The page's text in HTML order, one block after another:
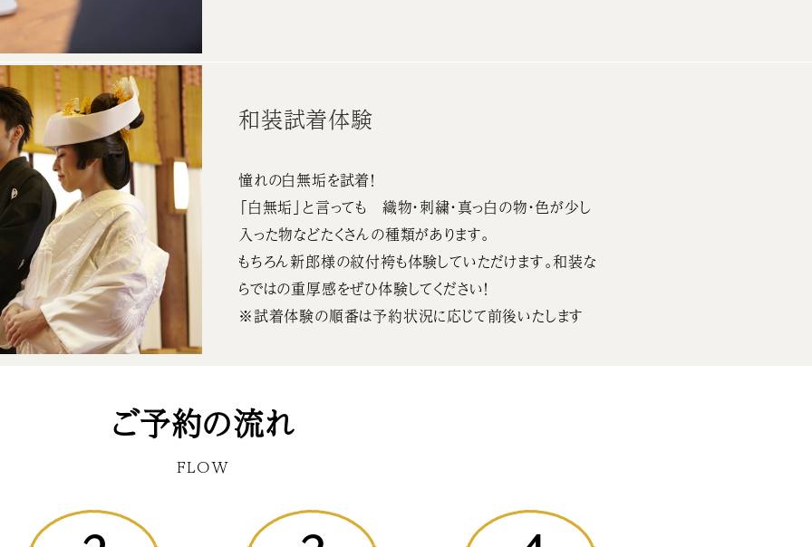
和装試着体験
憧れの白無垢を試着！
「白無垢」と言っても 織物・刺繍・真っ白の物・色が少し
入った物などたくさんの種類があります。
もちろん新郎様の紋付袴も体験していただけます。和装な
らではの重厚感をぜひ体験してください！
※試着体験の順番は予約状況に応じて前後いたします
ご予約の流れ
FLOW